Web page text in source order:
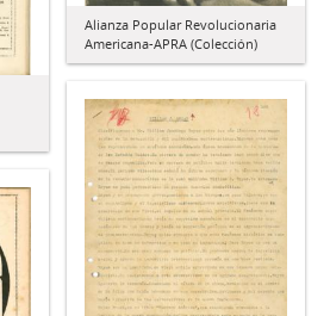
Alianza Popular Revolucionaria
Americana-APRA (Colección)